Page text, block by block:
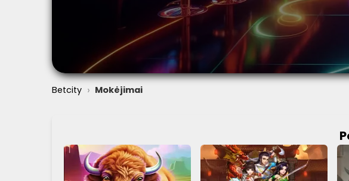
Betcity › Mokėjimai